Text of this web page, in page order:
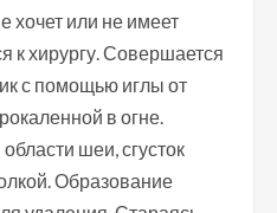
хочет или не имеет
к хирургу. Совершается
с помощью иглы от
в огне.
шеи, сгусток
Образование